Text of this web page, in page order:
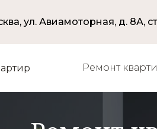
ул. Авиамоторная, д. 8А,
Ремонт